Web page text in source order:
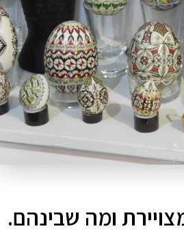
ומה שבינהם.